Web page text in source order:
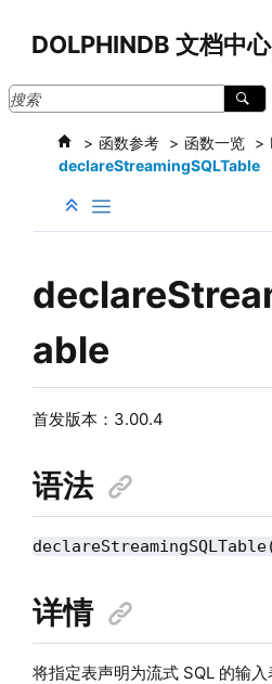
DOLPHINDB 文档中心
函数参考 函数一览
declareStreamingSQLTable
able
首发版本：3.00.4
语法
详情
将指定表声明为流式 SQL 的输